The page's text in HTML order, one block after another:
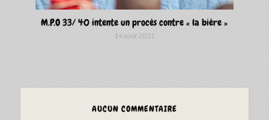
M.P.O 33/ 40 intente un procès contre « la bière »
14 août 2021
AUCUN COMMENTAIRE